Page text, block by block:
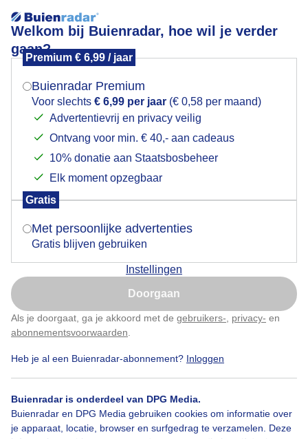
Welkom bij Buienradar, hoe wil je verder
gaan?
Premium € 6,99 / jaar
Buienradar Premium
Voor slechts € 6,99 per jaar (€ 0,58 per maand)
Advertentievrij en privacy veilig
Ontvang voor min. € 40,- aan cadeaus
10% donatie aan Staatsbosbeheer
Elk moment opzegbaar
Gratis
Met persoonlijke advertenties
Gratis blijven gebruiken
Instellingen
Doorgaan
Als je doorgaat, ga je akkoord met de gebruikers- privacy- en
abonnementsvoorwaarden
Heb je al een Buienradar-abonnement? Inloggen
Buienradar is onderdeel van DPG Media.
Buienradar en DPG Media gebruiken cookies om informatie over
je apparaat, locatie, browser en surfgedrag te verzamelen. Deze
Ondergaandezon!
Door: Nely V Frankenhuijzen
Bekijk slideshow
Mogen we je locatie gebruiken voor het
Indien je hier nog geen akkoord op hebt gegeven,
verschijnt er zo een pop-up uit je browser waarin
Is goed, toon de popup
Nu niet, misschien later
Klik hierom dit aan te passen